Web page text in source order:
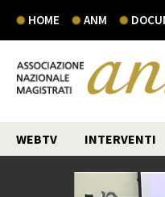
HOME ANM
WEBTV INTERVENTI